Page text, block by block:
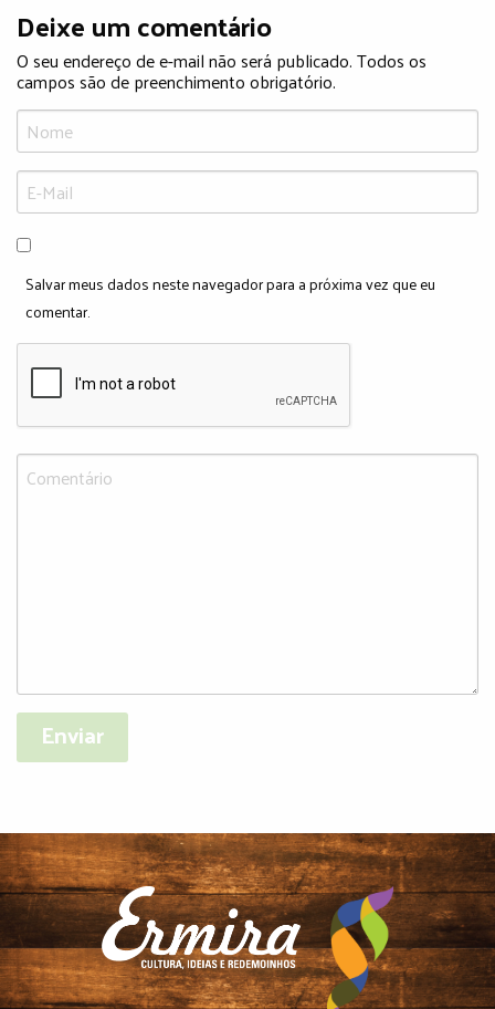
Deixe um comentário
O seu endereço de e-mail não será publicado. Todos os
campos são de preenchimento obrigatório.
Salvar meus dados neste navegador para a próxima vez que eu
comentar.